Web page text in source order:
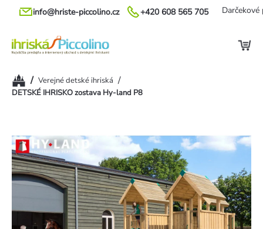
Prejsť
+420 608 565 705
info@hriste-piccolino.cz Darčekové
Domov
/ Verejné detské ihriská /
DETSKÉ IHRISKO zostava Hy-land P8